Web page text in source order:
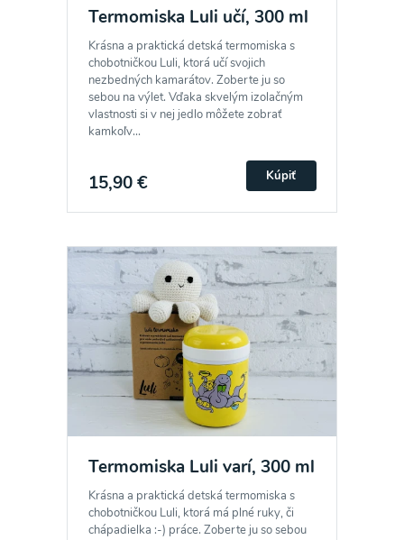
Termomiska Luli učí, 300 ml
Krásna a praktická detská termomiska s
chobotničkou Luli, ktorá učí svojich
nezbedných kamarátov. Zoberte ju so
sebou na výlet. Vďaka skvelým izolačným
vlastnosti si v nej jedlo môžete zobrať
kamkoľv...
15,90 € Kúpiť
Termomiska Luli varí, 300 ml
Krásna a praktická detská termomiska s
chobotničkou Luli, ktorá má plné ruky, či
chápadielka :-) práce. Zoberte ju so sebou